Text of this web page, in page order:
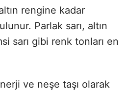
rengine kadar
Parlak sarı, altın
sarı gibi renk tonları en
ve neşe taşı olarak